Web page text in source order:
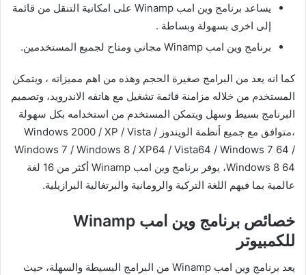
يساعد برنامج وين امب Winamp على امكانية التنقل من قائمة
إلى اخرى بسهولة وبساطة .
برنامج وين امب Winamp مجاني ومتاح لجميع المستخدمين.
كما انه يعد من البرامج صغيرة الحجم وهذه من اهم مميزاته ، ويتمكن
المستخدم من خلاله مزامنة قائمة تشغيل مع هاتفه الاندرويد، وتصميم
البرنامج بسيط وسهل ويتمكن المستخدم من استخدامه بكل سهولة
،متوافق مع جميع أنظمة الويندوز Windows 2000 / XP / Vista /
Windows 7 / Windows 8 / XP64 / Vista64 / Windows 7 64 /
Windows 8 64، يوفر برنامج وين امب Winamp أكثر من 16 لغة
عالمية بما فيهم اللغة التركية والرومانية والبرتغالية البرازيلية.
خصائص برنامج وين امب Winamp
للكمبيوتر
يعد برنامج وين امب Winamp من البرامج البسيطة والسهلة، حيث